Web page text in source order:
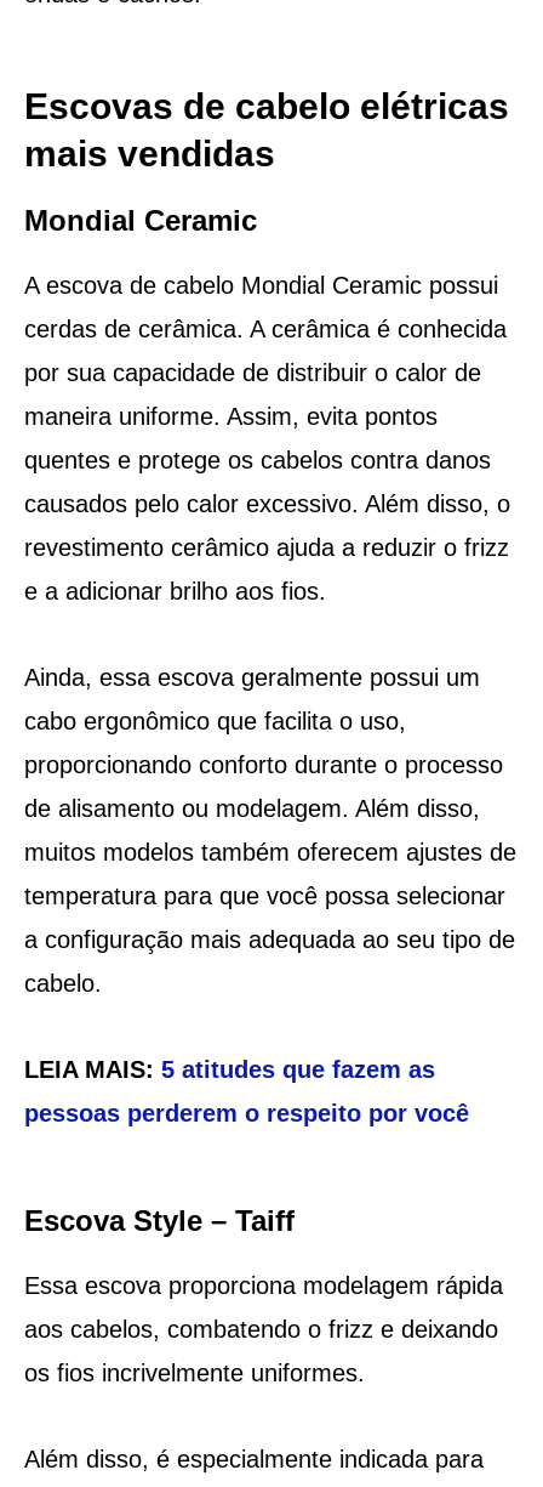
Escovas de cabelo elétricas
mais vendidas
Mondial Ceramic
A escova de cabelo Mondial Ceramic possui
cerdas de cerâmica. A cerâmica é conhecida
por sua capacidade de distribuir o calor de
maneira uniforme. Assim, evita pontos
quentes e protege os cabelos contra danos
causados pelo calor excessivo. Além disso, o
revestimento cerâmico ajuda a reduzir o frizz
e a adicionar brilho aos fios.
Ainda, essa escova geralmente possui um
cabo ergonômico que facilita o uso,
proporcionando conforto durante o processo
de alisamento ou modelagem. Além disso,
muitos modelos também oferecem ajustes de
temperatura para que você possa selecionar
a configuração mais adequada ao seu tipo de
cabelo.
LEIA MAIS: 5 atitudes que fazem as
pessoas perderem o respeito por você
Escova Style – Taiff
Essa escova proporciona modelagem rápida
aos cabelos, combatendo o frizz e deixando
os fios incrivelmente uniformes.
Além disso, é especialmente indicada para